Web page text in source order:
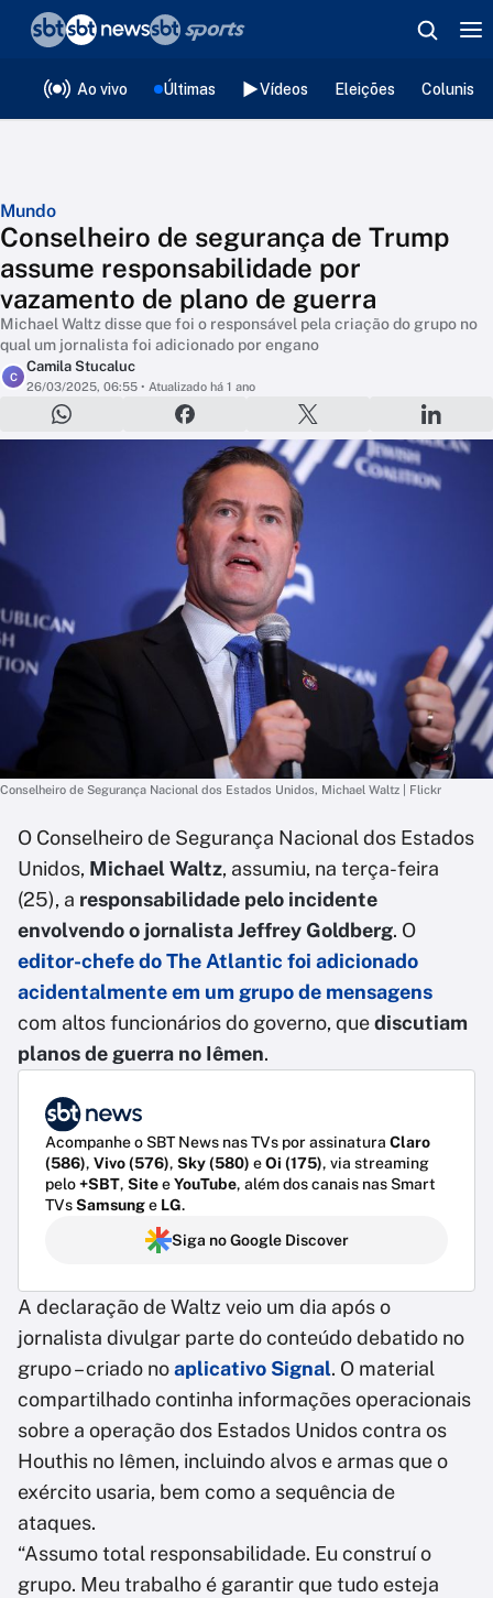
Ao vivo Últimas Vídeos Eleições
Mundo
Conselheiro de segurança de Trump
assume responsabilidade por
vazamento de plano de guerra
Michael Waltz disse que foi o responsável pela criação do grupo no
qual um jornalista foi adicionado por engano
C
Camila Stucaluc
26/03/2025, 06:55 • Atualizado há 1 ano
Conselheiro de Segurança Nacional dos Estados Unidos, Michael Waltz | Flickr
O Conselheiro de Segurança Nacional dos Estados
Unidos, Michael Waltz, assumiu, na terça-feira
(25), a responsabilidade pelo incidente
envolvendo o jornalista Jeffrey Goldberg. O
editor-chefe do The Atlantic foi adicionado
acidentalmente em um grupo de mensagens
com altos funcionários do governo, quediscutiam
planos de guerra no Iêmen.
Acompanhe o SBT News nas TVs por assinatura Claro
(586), Vivo (576), Sky (580) eOi (175), via streaming
pelo+SBT, SiteeYouTube, além dos canais nas Smart
TVsSamsunge LG.
Siga no Google Discover
A declaração de Waltz veio um dia após o
jornalista divulgar parte do conteúdo debatido no
grupo – criado noaplicativo Signal. O material
compartilhado continha informações operacionais
sobre a operação dos Estados Unidos contra os
Houthis no Iêmen, incluindo alvos e armas que o
exército usaria, bem como a sequência de
ataques.
“Assumo total responsabilidade. Eu construí o
grupo. Meu trabalho é garantir que tudo esteja
❮voltar
Editorias